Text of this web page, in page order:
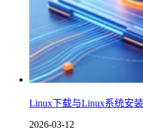
Linux下载与Linux系统安装
2026-03-12